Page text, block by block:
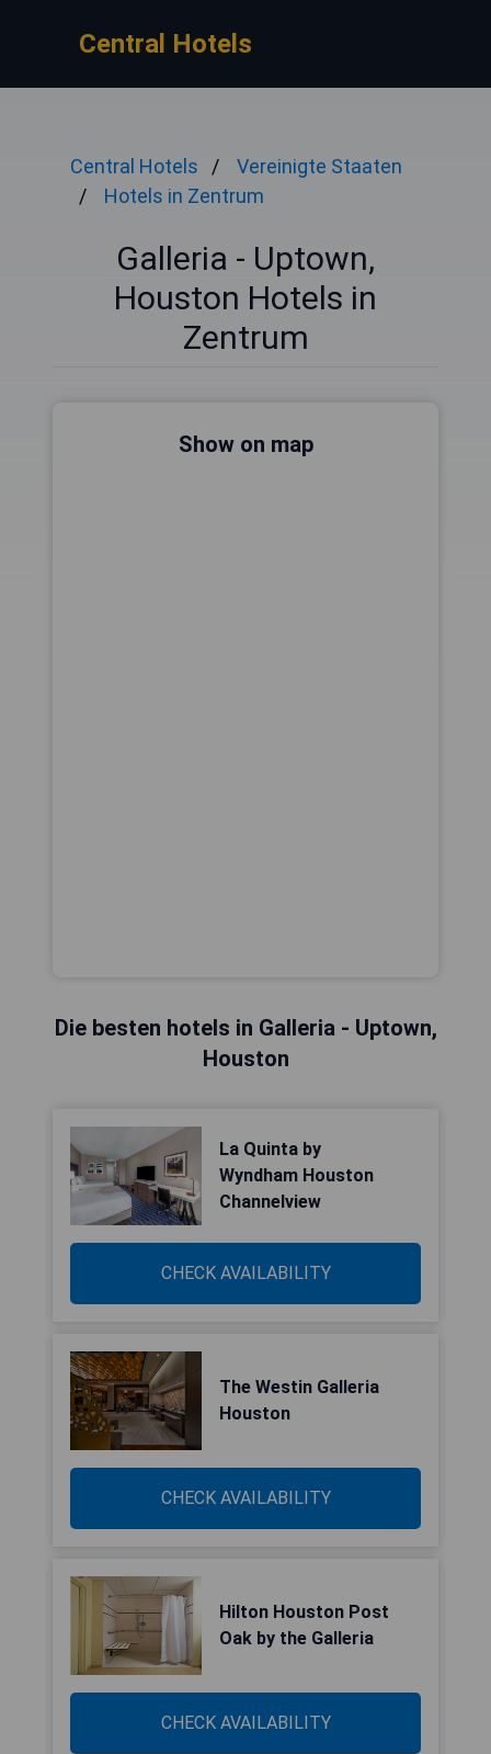
Central Hotels
Central Hotels
Vereinigte Staaten
Hotels in Zentrum
Galleria - Uptown,
Houston Hotels in
Zentrum
Show on map
Die besten hotels in Galleria - Uptown,
Houston
La Quinta by
Wyndham Houston
Channelview
CHECK AVAILABILITY
The Westin Galleria
Houston
CHECK AVAILABILITY
Hilton Houston Post
Oak by the Galleria
CHECK AVAILABILITY